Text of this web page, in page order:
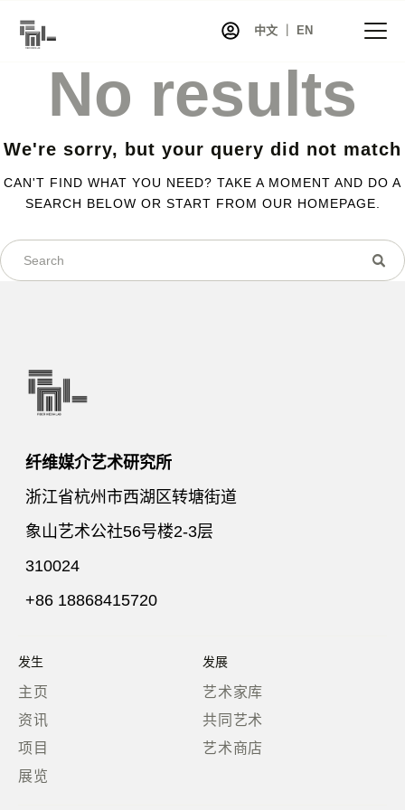
中文 ｜ EN
项目
共同艺术
No results
We're sorry, but your query did not match
CAN'T FIND WHAT YOU NEED? TAKE A MOMENT AND DO A
SEARCH BELOW OR START FROM OUR HOMEPAGE
纤维媒介艺术研究所
浙江省杭州市西湖区转塘街道
象山艺术公社56号楼2-3层
310024
+86 18868415720
发生
主页
资讯
项目
展览
发展
艺术家库
共同艺术
艺术商店